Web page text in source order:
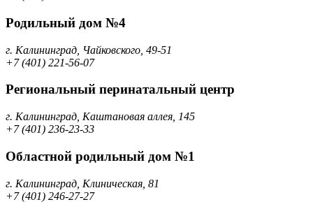
Родильный дом №4
г. Калининград, Чайковского, 49-51
+7 (401) 221-56-07
Региональный перинатальный центр
г. Калининград, Каштановая аллея, 145
+7 (401) 236-23-33
Областной родильный дом №1
г. Калининград, Клиническая, 81
+7 (401) 246-27-27